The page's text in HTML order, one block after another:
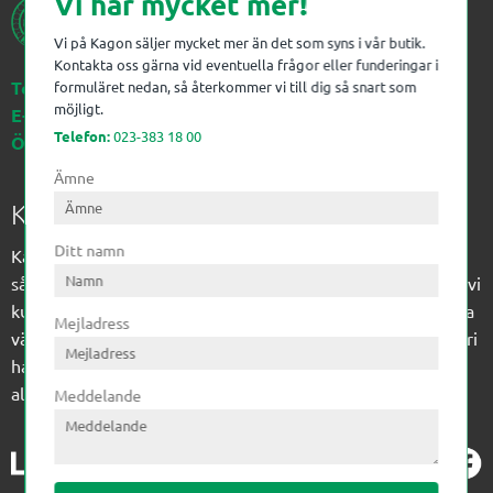
Telefon:023-383 18 00
E-post:kagon@kagon.se
Öppettider:Måndag-Fredag, 07-16
Kagon AB
Kagon har sedan 1972 levererat kompetens till
sågverksindustrin och övrig industri. Till träindustrin tillför vi
kunskap med optimeringslösningar från timmerplanen hela
vägen fram till paketering/emballering och till övrig industri
har vi ett komplement sortiment av teknikprodukter med
allt ifrån slangtillverkning till transmission och lager.
Vi på Kagon säljer mycket mer än det som syns i vår butik.
Kontakta oss gärna vid eventuella frågor eller funderingar i
formuläret nedan, så återkommer vi till dig så snart som
möjligt.
Telefon:023-383 18 00
Ämne
Ditt namn
Mejladress
Meddelande